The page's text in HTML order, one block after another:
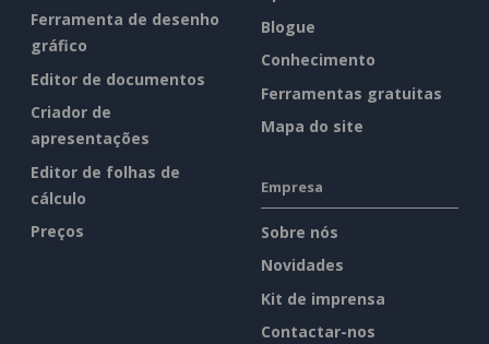
Ferramenta de desenho
gráfico
Editor de documentos
Criador de
apresentações
Editor de folhas de
cálculo
Preços
Blogue
Conhecimento
Ferramentas gratuitas
Mapa do site
Empresa
Sobre nós
Novidades
Kit de imprensa
Contactar-nos